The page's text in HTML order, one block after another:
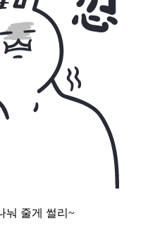
눠 줄게 썰리~